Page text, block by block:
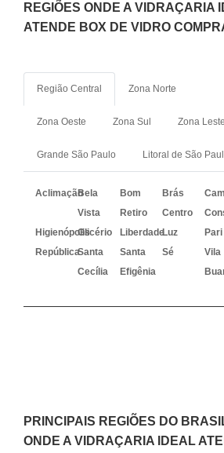
REGIÕES ONDE A VIDRAÇARIA
ATENDE BOX DE VIDRO
Região Central Zona Norte
Zona Oeste Zona Sul Zona Leste
Grande São Paulo Litoral de São
AclimaçãoBela
Vista
Bom
Retiro
Brás
Centro
HigienópolisGlicério LiberdadeLuz
Pari
RepúblicaSanta
Cecília
Santa
Efigênia
Sé
Vila
PRINCIPAIS REGIÕES DO
ONDE A VIDRAÇARIA IDEAL